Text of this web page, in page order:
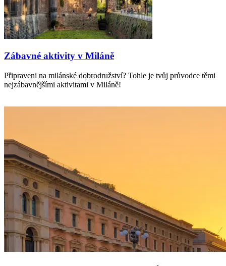
Zábavné aktivity v Miláně
Připraveni na milánské dobrodružství? Tohle je tvůj průvodce těmi
nejzábavnějšími aktivitami v Miláně!